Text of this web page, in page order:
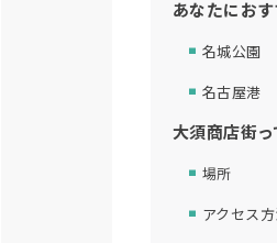
あなたにお
名城公園
名古屋港
大須商店街
場所
アクセス